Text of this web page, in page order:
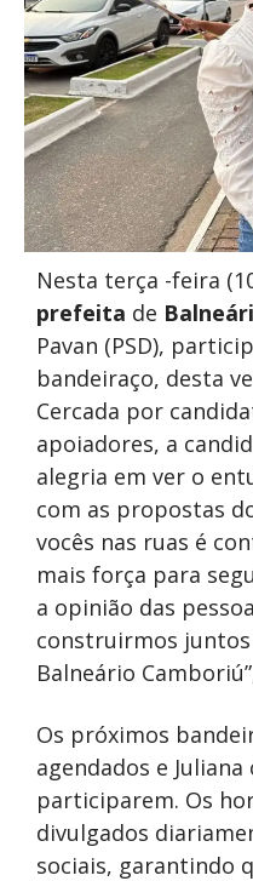
Nesta terça -feira
prefeita de
Pavan (PSD),
bandeiraço, desta
Cercada por
apoiadores, a
alegria em ver o
com as propostas
vocês nas ruas é
mais força para
a opinião das
construirmos
Balneário
Os próximos
agendados e
participarem. Os
divulgados
sociais, garantindo